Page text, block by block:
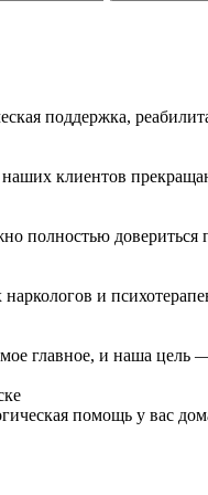
поддержка,
клиентов
полностью довериться
и
главное, и наша цель —
помощь у вас